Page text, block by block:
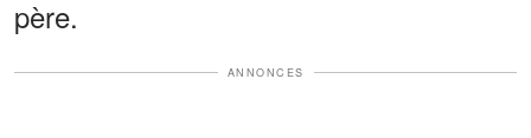
père.
ANNONCES